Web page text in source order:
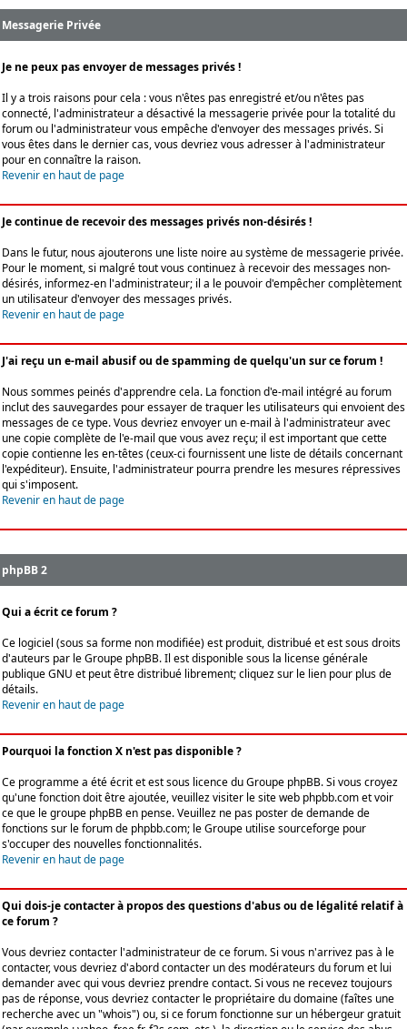
Messagerie Privée
Je ne peux pas envoyer de messages privés !
Il y a trois raisons pour cela : vous n'êtes pas enregistré et/ou n'êtes pas
connecté, l'administrateur a désactivé la messagerie privée pour la totalité du
forum ou l'administrateur vous empêche d'envoyer des messages privés. Si
vous êtes dans le dernier cas, vous devriez vous adresser à l'administrateur
pour en connaître la raison.
Revenir en haut de page
Je continue de recevoir des messages privés non-désirés !
Dans le futur, nous ajouterons une liste noire au système de messagerie privée.
Pour le moment, si malgré tout vous continuez à recevoir des messages non-
désirés, informez-en l'administrateur; il a le pouvoir d'empêcher complètement
un utilisateur d'envoyer des messages privés.
Revenir en haut de page
J'ai reçu un e-mail abusif ou de spamming de quelqu'un sur ce forum !
Nous sommes peinés d'apprendre cela. La fonction d'e-mail intégré au forum
inclut des sauvegardes pour essayer de traquer les utilisateurs qui envoient des
messages de ce type. Vous devriez envoyer un e-mail à l'administrateur avec
une copie complète de l'e-mail que vous avez reçu; il est important que cette
copie contienne les en-têtes (ceux-ci fournissent une liste de détails concernant
l'expéditeur). Ensuite, l'administrateur pourra prendre les mesures répressives
qui s'imposent.
Revenir en haut de page
phpBB 2
Qui a écrit ce forum ?
Ce logiciel (sous sa forme non modifiée) est produit, distribué et est sous droits
d'auteurs par leGroupe phpBB. Il est disponible sous la license générale
publique GNU et peut être distribué librement; cliquez sur le lien pour plus de
détails.
Revenir en haut de page
Pourquoi la fonction X n'est pas disponible ?
Ce programme a été écrit et est sous licence du Groupe phpBB. Si vous croyez
qu'une fonction doit être ajoutée, veuillez visiter le site web phpbb.com et voir
ce que le groupe phpBB en pense. Veuillez ne pas poster de demande de
fonctions sur le forum de phpbb.com; le Groupe utilise sourceforge pour
s'occuper des nouvelles fonctionnalités.
Revenir en haut de page
Qui dois-je contacter à propos des questions d'abus ou de légalité relatif à
ce forum ?
Vous devriez contacter l'administrateur de ce forum. Si vous n'arrivez pas à le
contacter, vous devriez d'abord contacter un des modérateurs du forum et lui
demander avec qui vous devriez prendre contact. Si vous ne recevez toujours
pas de réponse, vous devriez contacter le propriétaire du domaine (faîtes une
recherche avec un "whois") ou, si ce forum fonctionne sur un hébergeur gratuit